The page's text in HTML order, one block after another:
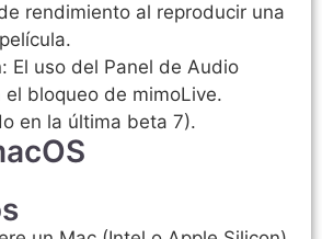
rendimiento al reproducir una
El uso del Panel de Audio
el bloqueo de mimoLive.
en la última beta 7).